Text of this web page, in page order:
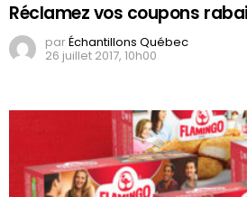
Réclamez vos coupons
parÉchantillons Québec
26 juillet 2017, 10h00